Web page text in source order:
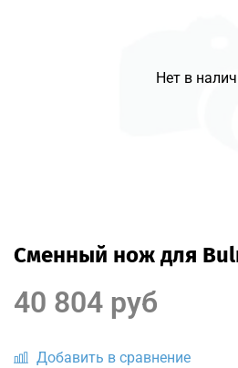
Нет в
Сменный нож для
Добавить в сравнение
40 804 руб